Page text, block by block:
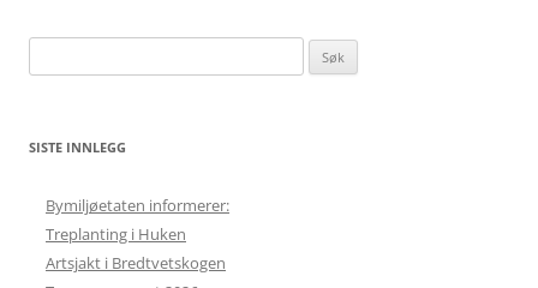
etter:
SISTE INNLEGG
Bymiljøetaten informerer:
Treplanting i Huken
Artsjakt i Bredtvetskogen